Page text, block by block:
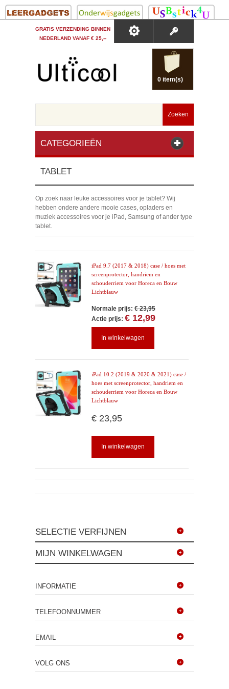
GRATIS VERZENDING BINNEN
NEDERLAND VANAF € 25,--
0 item(s)
Zoeken
CATEGORIEËN
TABLET
Op zoek naar leuke accessoires voor je tablet? Wij
hebben ondere andere mooie cases, opladers en
muziek accessoires voor je iPad, Samsung of ander type
tablet.
iPad 9.7 (2017 & 2018) case / hoes met
screenprotector, handriem en
schouderriem voor Horeca en Bouw
Lichtblauw
Normale prijs: € 23,95
Actie prijs: € 12,99
In winkelwagen
iPad 10.2 (2019 & 2020 & 2021) case /
hoes met screenprotector, handriem en
schouderriem voor Horeca en Bouw
Lichtblauw
€ 23,95
In winkelwagen
SELECTIE VERFIJNEN
MIJN WINKELWAGEN
INFORMATIE
TELEFOONNUMMER
EMAIL
VOLG ONS